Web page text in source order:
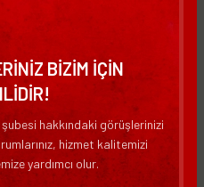
BİZİM İÇİN
hakkındaki görüşlerinizi
hizmet kalitemizi
yardımcı olur.
BULUNAMADI
ya da ters giden bir şeyler
ya da bizimle iletişime